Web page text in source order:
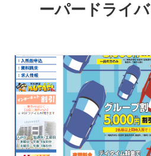
駅名で
ーパードライ